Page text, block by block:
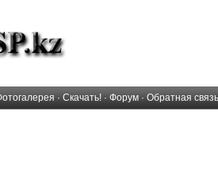
· Скачать! · Форум · Обратная связь